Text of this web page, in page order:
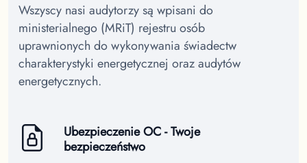
Wszyscy nasi audytorzy są wpisani do
ministerialnego (MRiT) rejestru osób
uprawnionych do wykonywania świadectw
charakterystyki energetycznej oraz audytów
energetycznych.
Ubezpieczenie OC - Twoje
bezpieczeństwo